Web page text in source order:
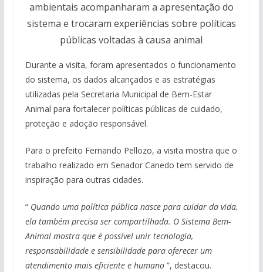
ambientais acompanharam a apresentação do
sistema e trocaram experiências sobre políticas
públicas voltadas à causa animal
Durante a visita, foram apresentados o funcionamento
do sistema, os dados alcançados e as estratégias
utilizadas pela Secretaria Municipal de Bem-Estar
Animal para fortalecer políticas públicas de cuidado,
proteção e adoção responsável.
Para o prefeito Fernando Pellozo, a visita mostra que o
trabalho realizado em Senador Canedo tem servido de
inspiração para outras cidades.
“ Quando uma política pública nasce para cuidar da vida,
ela também precisa ser compartilhada. O Sistema Bem-
Animal mostra que é possível unir tecnologia,
responsabilidade e sensibilidade para oferecer um
atendimento mais eficiente e humano”, destacou.